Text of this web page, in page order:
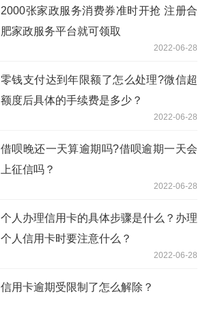
2000张家政服务消费券准时开抢 注册合
肥家政服务平台就可领取
2022-06-28
零钱支付达到年限额了怎么处理?微信超
额度后具体的手续费是多少？
2022-06-28
借呗晚还一天算逾期吗?借呗逾期一天会
上征信吗？
2022-06-28
个人办理信用卡的具体步骤是什么？办理
个人信用卡时要注意什么？
2022-06-28
信用卡逾期受限制了怎么解除？